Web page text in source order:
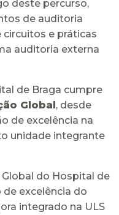
deste percurso,
de auditoria
circuitos e práticas
auditoria externa
de Braga cumpre
Global, desde
de excelência na
unidade integrante
do Hospital de
excelência do
integrado na ULS